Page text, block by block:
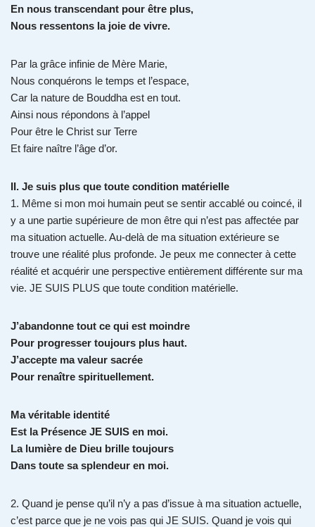
En nous transcendant pour être plus,
Nous ressentons la joie de vivre.
Par la grâce infinie de Mère Marie,
Nous conquérons le temps et l’espace,
Car la nature de Bouddha est en tout.
Ainsi nous répondons à l’appel
Pour être le Christ sur Terre
Et faire naître l’âge d’or.
II. Je suis plus que toute condition matérielle
1. Même si mon moi humain peut se sentir accablé ou coincé, il
y a une partie supérieure de mon être qui n’est pas affectée par
ma situation actuelle. Au-delà de ma situation extérieure se
trouve une réalité plus profonde. Je peux me connecter à cette
réalité et acquérir une perspective entièrement différente sur ma
vie. JE SUIS PLUS que toute condition matérielle.
J’abandonne tout ce qui est moindre
Pour progresser toujours plus haut.
J’accepte ma valeur sacrée
Pour renaître spirituellement.
Ma véritable identité
Est la Présence JE SUIS en moi.
La lumière de Dieu brille toujours
Dans toute sa splendeur en moi.
2. Quand je pense qu’il n’y a pas d’issue à ma situation actuelle,
c’est parce que je ne vois pas qui JE SUIS. Quand je vois qui